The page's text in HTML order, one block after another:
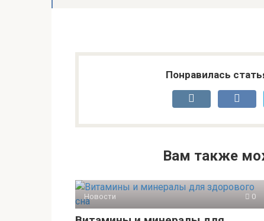
Понравилась
Вам также
Новости 0